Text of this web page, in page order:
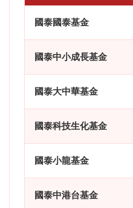
國泰國泰基金
國泰中小成長基金
國泰大中華基金
國泰科技生化基金
國泰小龍基金
國泰中港台基金